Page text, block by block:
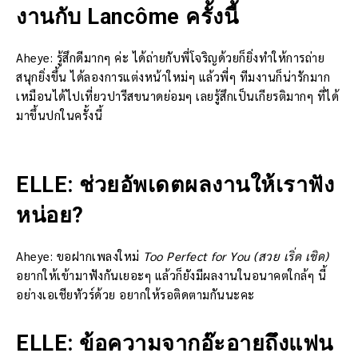
งานกับ Lancôme ครั้งนี้
Aheye: รู้สึกดีมากๆ ค่ะ ได้ถ่ายกับพี่โจริญด้วยก็ยิ่งทำให้การถ่าย
สนุกยิ่งขึ้น ได้ลองการแต่งหน้าใหม่ๆ แล้วพี่ๆ ทีมงานก็น่ารักมาก
เหมือนได้ไปเที่ยวปารีสขนาดย่อมๆ เลยรู้สึกเป็นเกียรติมากๆ ที่ได้
มาขึ้นปกในครั้งนี้
ELLE: ช่วยอัพเดตผลงานให้เราฟัง
หน่อย?
Aheye: ขอฝากเพลงใหม่ Too Perfect for You (สวย เริ่ด เชิด)
อยากให้เข้ามาฟังกันเยอะๆ แล้วก็ยังมีผลงานในอนาคตใกล้ๆ นี้
อย่างเอเชียทัวร์ด้วย อยากให้รอติดตามกันนะคะ
ELLE: ข้อความจากอ๊ะอายถึงแฟน